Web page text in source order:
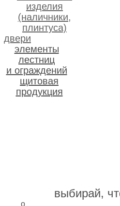
выбирай,
о
изделия
(наличники,
плинтуса)
двери
элементы
лестниц
и ограждений
щитовая
продукция